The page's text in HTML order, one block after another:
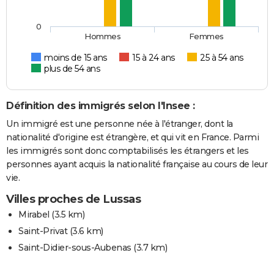
moins de 15 ans 15 à 24 ans
25 à 54 ans
plus de 54 ans
Hommes Femmes
0
Définition des immigrés selon l'Insee :
Un immigré est une personne née à l'étranger, dont la
nationalité d'origine est étrangère, et qui vit en France. Parmi
les immigrés sont donc comptabilisés les étrangers et les
personnes ayant acquis la nationalité française au cours de leur
vie.
Villes proches de Lussas
Mirabel (3.5 km)
Saint-Privat(3.6 km)
Saint-Didier-sous-Aubenas (3.7 km)